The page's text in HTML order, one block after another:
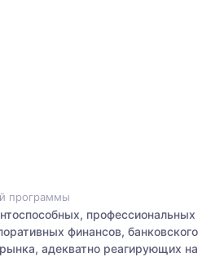
программы
профессиональных
финансов, банковского
адекватно реагирующих на